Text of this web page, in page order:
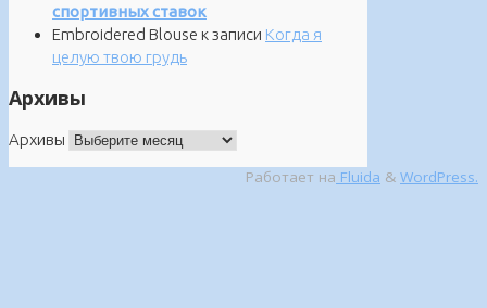
спортивных ставок
Embroidered Blouse к записи Когда я
целую твою грудь
Архивы
Архивы
Работает на Fluida & WordPress.